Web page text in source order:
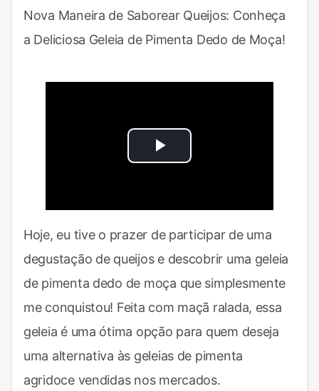
Nova Maneira de Saborear Queijos: Conheça
a Deliciosa Geleia de Pimenta Dedo de Moça!
Play
Hoje, eu tive o prazer de participar de uma
degustação de queijos e descobrir uma geleia
de pimenta dedo de moça que simplesmente
me conquistou! Feita com maçã ralada, essa
geleia é uma ótima opção para quem deseja
uma alternativa às geleias de pimenta
agridoce vendidas nos mercados.